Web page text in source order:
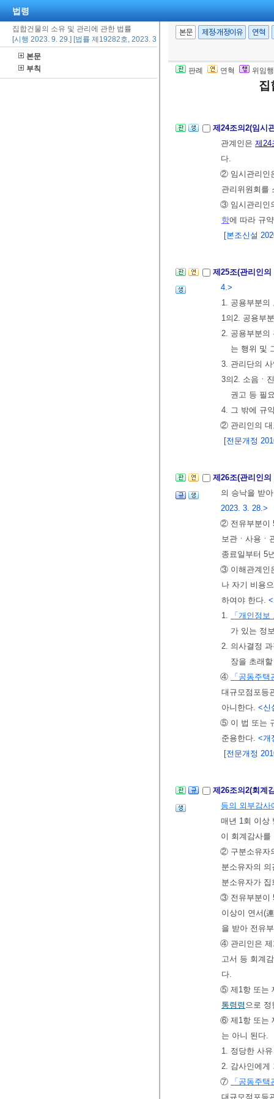
법령
집합건물의 소유 및 관리에 관한 법률
[시행 2023. 9. 29.] [법률 제19282호, 2023. 3. 28., 일부개정]
본문
부칙
본문 제정·개정이유 연혁
판례 연혁 위임
집
⑥ 전유부분이
관리인으로
시장, 군수 또
[전문개정
제24조의2(임시
관계인은 제24
다.
② 임시관리인
관리위원회를
③ 임시관리인
항에 따라 규
[본조신설
제25조(관리인
4.>
1. 공용부분의
1의2. 공용부
2. 공용부분의
는 행위 및
3. 관리단의
3의2. 소음ㆍ
권고 등 필
4. 그 밖에 규
② 관리인의 대
[전문개정
제26조(관리인
의 승낙을 받
2023. 3. 28.>
② 전유부분이
보관ㆍ사용ㆍ
종료일부터 5
③ 이해관계인
나 자기 비용
하여야 한다.
1.
「개인정
가 있는 정
2. 의사결정
장을 초래
④
「공동주
대규모점포등
아니한다. <신
⑤ 이 법 또는
준용한다. <개
[전문개정
제26조의2(회계
등의 외부감사
매년 1회 이상
이 회계감사
② 구분소유자
분소유자의
분소유자가
③ 전유부분이
이상이 연서(
을 받아 전유
④ 관리인은 제
고서 등 회계
다.
⑤ 제1항 또는
통령령 으로 정
⑥ 제1항 또는
는 아니 된다.
1. 정당한 사
2. 감사인에게
⑦
「공동주
대규모점포등